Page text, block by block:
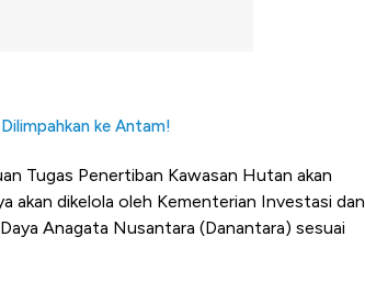
ke Antam!
Tugas Penertiban Kawasan Hutan akan
akan dikelola oleh Kementerian Investasi dan
Anagata Nusantara (Danantara) sesuai